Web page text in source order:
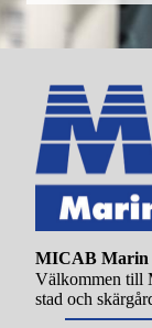
MICAB Marin
Välkommen till
stad och